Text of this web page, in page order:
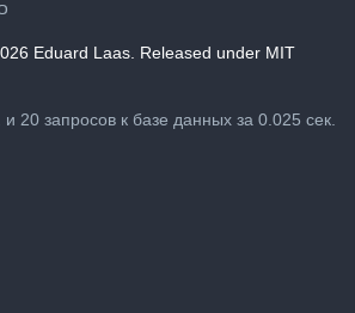
Eduard Laas. Released under MIT
20 запросов к базе данных за 0.025 сек.